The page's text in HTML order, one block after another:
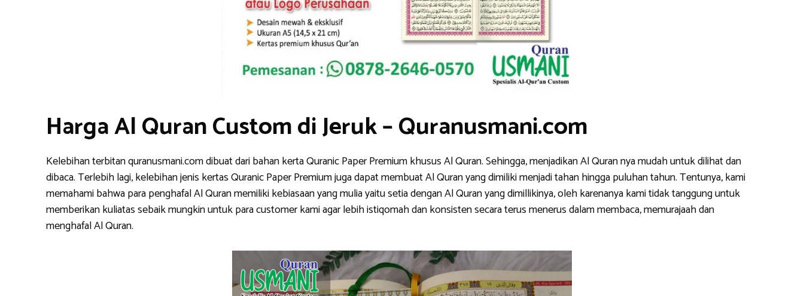
Harga Al Quran Custom di Jeruk – Quranusmani.com
Kelebihan terbitan quranusmani.com dibuat dari bahan kerta Quranic Paper Premium khusus Al Quran. Sehingga, menjadikan Al Quran nya mudah untuk dilihat dan
dibaca. Terlebih lagi, kelebihan jenis kertas Quranic Paper Premium juga dapat membuat Al Quran yang dimiliki menjadi tahan hingga puluhan tahun. Tentunya, kami
memahami bahwa para penghafal Al Quran memiliki kebiasaan yang mulia yaitu setia dengan Al Quran yang dimillikinya, oleh karenanya kami tidak tanggung untuk
memberikan kuliatas sebaik mungkin untuk para customer kami agar lebih istiqomah dan konsisten secara terus menerus dalam membaca, memurajaah dan
menghafal Al Quran.